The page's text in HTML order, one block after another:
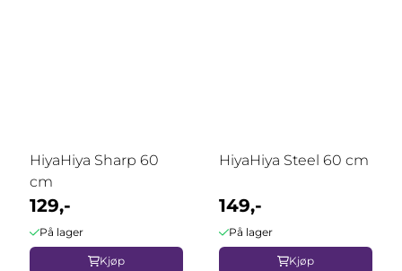
HiyaHiya Sharp 60
cm
129,-
På lager
Kjøp
HiyaHiya Steel 60 cm
149,-
På lager
Kjøp